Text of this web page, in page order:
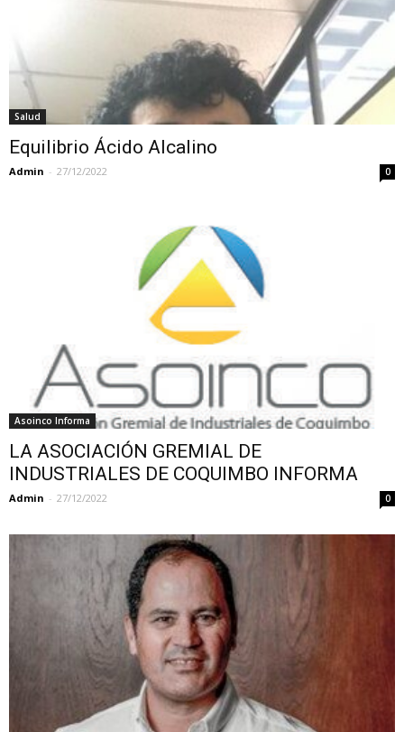
Salud
Equilibrio Ácido Alcalino
Admin - 27/12/2022 0
Asoinco Informa
LA ASOCIACIÓN GREMIAL DE
INDUSTRIALES DE COQUIMBO INFORMA
Admin - 27/12/2022 0